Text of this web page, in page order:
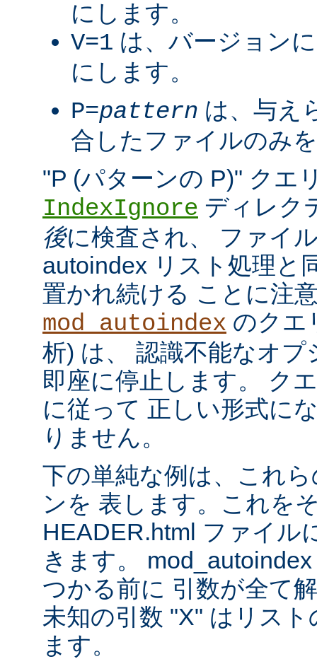
にします。
V=1 は、バージョン
にします。
P=pattern は、与え
合したファイルのみ
"P (パターンの P)" クエ
IndexIgnore ディレク
後に検査され、 ファイ
autoindex リスト処理と
置かれ続ける ことに注
mod_autoindex のクエ
析) は、 認識不能なオ
即座に停止します。 ク
に従って 正しい形式に
りません。
下の単純な例は、これ
ンを 表します。これを
HEADER.html ファイル
きます。
つかる前に 引数が全て
未知の引数 "X" はリス
ます。